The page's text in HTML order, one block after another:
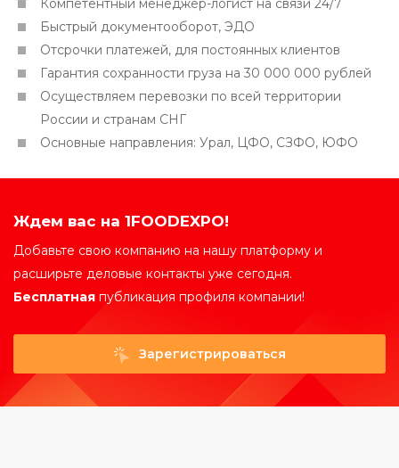
Компетентный менеджер-логист на связи 24/7
Быстрый документооборот, ЭДО
Отсрочки платежей, для постоянных клиентов
Гарантия сохранности груза на 30 000 000 рублей
Осуществляем перевозки по всей территории
России и странам СНГ
Основные направления: Урал, ЦФО, СЗФО, ЮФО
Ждем вас на 1FOODEXPO!
Добавьте свою компанию на нашу платформу и
расширьте деловые контакты уже сегодня.
Бесплатная публикация профиля компании!
Зарегистрироваться